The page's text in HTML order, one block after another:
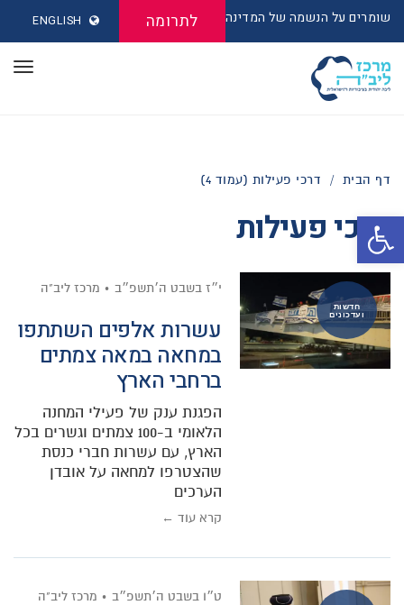
פתח סרגל נגישות
שומרים על הנשמה של המדינה לתרומה ENGLISH
דף הבית / דרכי פעילות (עמוד 4)
דרכי פעילות
חדשות
ועדכונים
י״ז בשבט ה׳תשפ״ב מרכז ליב"ה
עשרות אלפים השתתפו
במחאה במאה צמתים
ברחבי הארץ
הפגנת ענק של פעילי המחנה
הלאומי ב-100 צמתים וגשרים בכל
הארץ, עם עשרות חברי כנסת
שהצטרפו למחאה על אובדן
הערכים
קרא עוד ←
ט״ו בשבט ה׳תשפ״ב מרכז ליב"ה